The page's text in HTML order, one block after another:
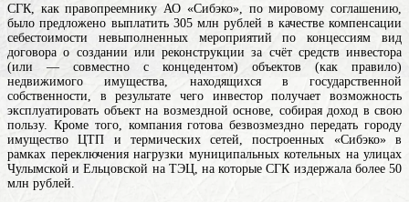
СГК, как правопреемнику АО «Сибэко», по мировому соглашению,
было предложено выплатить 305 млн рублей в качестве компенсации
себестоимости невыполненных мероприятий поконцессиямвид
договора о создании или реконструкции за счёт средств инвестора
(или — совместно с концедентом) объектов (как правило)
недвижимого имущества, находящихся в государственной
собственности, в результате чего инвестор получает возможность
эксплуатировать объект на возмездной основе, собирая доход в свою
пользу. Кроме того, компания готова безвозмездно передать городу
имущество ЦТП и термических сетей, построенных «Сибэко» в
рамках переключения нагрузки муниципальных котельных на улицах
Чулымской и Ельцовской на ТЭЦ, на которые СГК издержала более 50
млн рублей.